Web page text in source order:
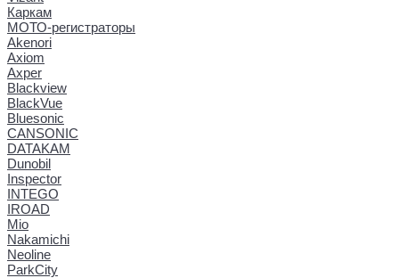
Каркам
МОТО-регистраторы
Akenori
Axiom
Axper
Blackview
BlackVue
Bluesonic
CANSONIC
DATAKAM
Dunobil
Inspector
INTEGO
IROAD
Mio
Nakamichi
Neoline
ParkCity